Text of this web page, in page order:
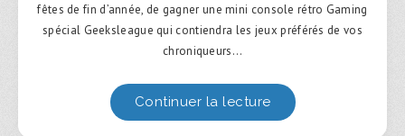
fêtes de fin d’année, de gagner une mini console rétro Gaming
spécial Geeksleague qui contiendra les jeux préférés de vos
chroniqueurs…
Continuer la lecture